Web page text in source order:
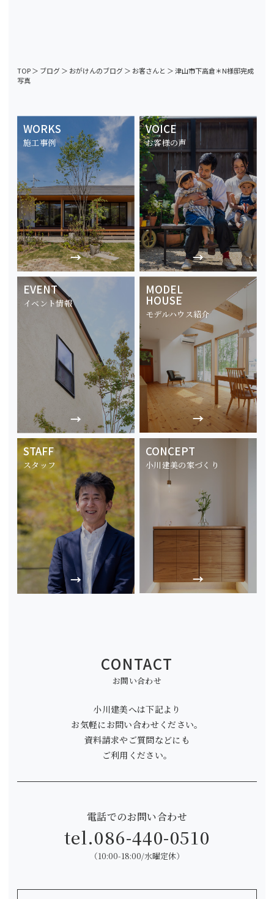
TOP＞ ブログ＞ おがけんのブログ＞ お客さんと ＞津山市下高倉＊N様邸完成
写真
WORKS
施工事例
VOICE
お客様の声
EVENT
イベント情報
MODEL
HOUSE
モデルハウス紹介
STAFF
スタッフ
CONCEPT
小川建美の家づくり
CONTACT
お問い合わせ
小川建美へは下記より
お気軽にお問い合わせください。
資料請求やご質問などにも
ご利用ください。
電話でのお問い合わせ
tel.086-440-0510
（10:00-18:00/水曜定休）